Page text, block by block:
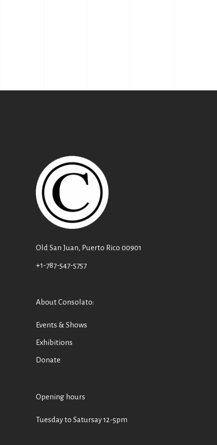
Old San Juan, Puerto Rico 00901
+1-787-547-5757
About Consolato:
Events & Shows
Exhibitions
Donate
Opening hours
Tuesday to Satursay 12-5pm